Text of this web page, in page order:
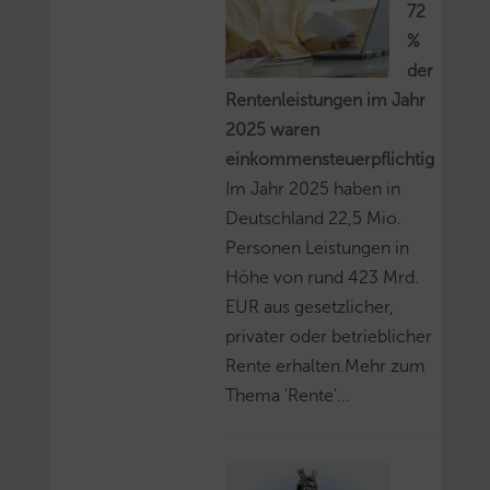
72
%
der
Rentenleistungen im Jahr
2025 waren
einkommensteuerpflichtig
Im Jahr 2025 haben in
Deutschland 22,5 Mio.
Personen Leistungen in
Höhe von rund 423 Mrd.
EUR aus gesetzlicher,
privater oder betrieblicher
Rente erhalten.Mehr zum
Thema 'Rente'...